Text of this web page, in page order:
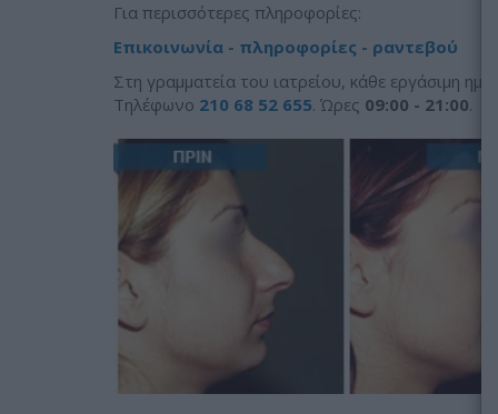
Για περισσότερες πληροφορίες:
Επικοινωνία - πληροφορίες - ραντεβού
Στη γραμματεία του ιατρείου, κάθε εργάσιμη
Tηλέφωνο 210 68 52 655. Ώρες 09:00 - 21:00.